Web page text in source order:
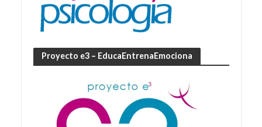
Proyecto e3 – EducaEntrenaEmociona